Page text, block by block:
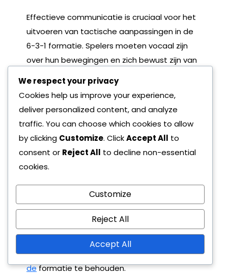
Effectieve communicatie is cruciaal voor het
uitvoeren van tactische aanpassingen in de
6-3-1 formatie. Spelers moeten vocaal zijn
over hun bewegingen en zich bewust zijn van
samenhangend spel te waarborgen.
Regelmatige check-ins tijdens de wedstrijd
kunnen helpen om de afstemming op
Besluitvormingsprocessen moeten worden
gestroomlijnd, zodat spelers zich snel kunnen
aanpassen aan veranderende spelscenario’s.
Als een middenvelder bijvoorbeeld een
overbelasting aan één kant van het veld
opmerkt, moet hij dit onmiddellijk
communiceren aan zijn teamgenoten om de
positionering aan te passen en de balansin
deformatie te behouden.
We respect your privacy
Cookies help us improve your experience,
deliver personalized content, and analyze
traffic. You can choose which cookies to allow
by clicking Customize. ClickAccept All to
consent or Reject All to decline non-essential
cookies.
Customize
Reject All
Accept All